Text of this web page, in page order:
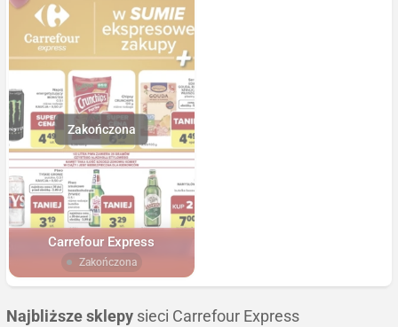
Carrefour Express
Zakończona
Najbliższe sklepy sieci Carrefour Express